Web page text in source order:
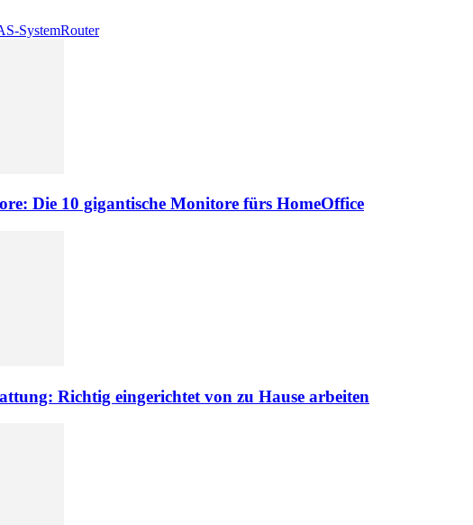
SystemRouter
Die 10 gigantische Monitore fürs HomeOffice
Richtig eingerichtet von zu Hause arbeiten